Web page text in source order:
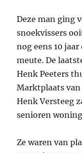
Deze man ging
snoekvissers
nog eens 10
meute. De
Henk Peeters
Marktplaats
Henk Versteeg
senioren
Ze waren van